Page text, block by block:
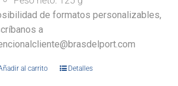
de formatos personalizables,
a
al carrito Detalles